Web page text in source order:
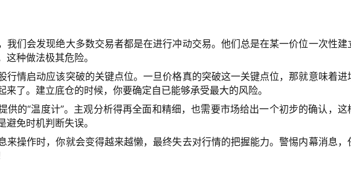
我们会发现绝大多数交易者都是在进行冲动交易。他们总是在某一价位一次性建
种做法极其危险。
行情启动应该突破的关键点位。一旦价格真的突破这一关键点位，那就意味着进
来了。建立底仓的时候，你要确定自已能够承受最大的风险。
供的“温度计”。主观分析得再全面和精细，也需要市场给出一个初步的确认，这
免时机判断失误。
来操作时，你就会变得越来越懒，最终失去对行情的把握能力。警惕内幕消息，